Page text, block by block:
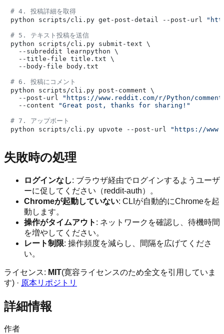
# 4. 投稿詳細を取得
python scripts/cli.py get-post-detail --post-url
# 5. テキスト投稿を送信
python scripts/cli.py submit-text \
  --subreddit learnpython \
  --title-file title.txt \
  --body-file body.txt
# 6. 投稿にコメント
python scripts/cli.py post-comment \
  --post-url
"https://www.reddit.com/r/Python/
  --content
"Great post, thanks for sharing!"
# 7. アップボート
python scripts/cli.py upvote --post-url
"https://
失敗時の処理
ログインなし: ブラウザ経由でログインするようユーザ
ーに促してください（reddit-auth）。
Chromeが起動していない: CLIが自動的にChromeを起
動します。
操作がタイムアウト : ネットワークを確認し、待機時間
を増やしてください。
レート制限: 操作頻度を減らし、間隔を広げてくださ
い。
ライセンス: MIT(寛容ライセンスのため全文を引用していま
す) · 原本リポジトリ
詳細情報
作者